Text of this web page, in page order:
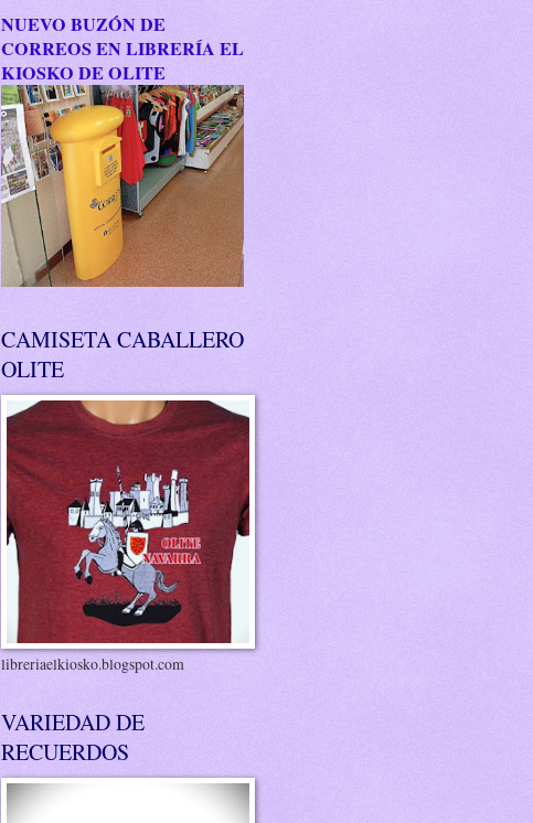
NUEVO BUZÓN DE
CORREOS EN LIBRERÍA EL
KIOSKO DE OLITE
CAMISETA CABALLERO
OLITE
libreriaelkiosko.blogspot.com
VARIEDAD DE
RECUERDOS